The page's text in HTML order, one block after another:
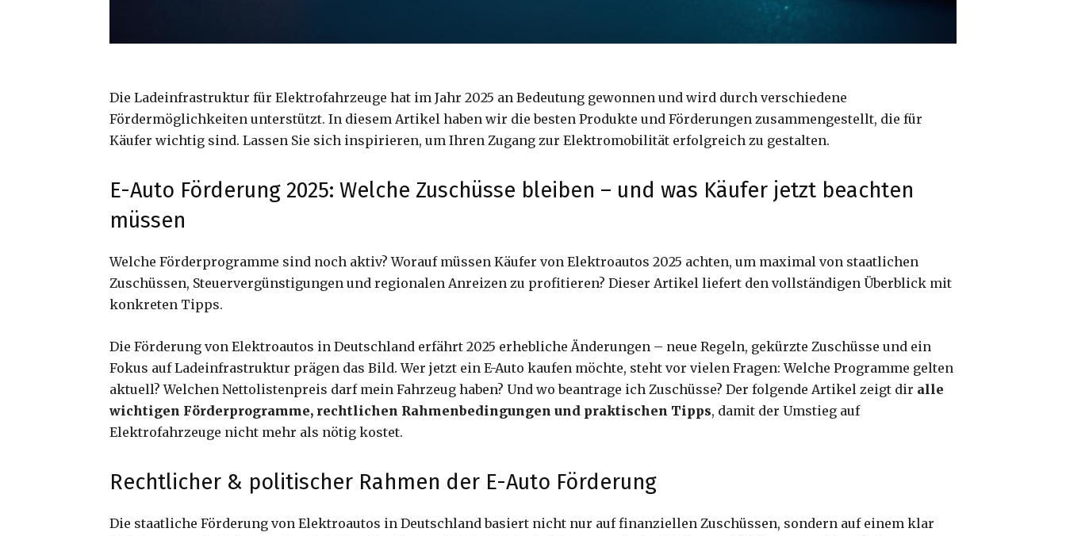
Die Ladeinfrastruktur für Elektrofahrzeuge hat im Jahr 2025 an Bedeutung gewonnen und wird durch verschiedene
Fördermöglichkeiten unterstützt. In diesem Artikel haben wir die besten Produkte und Förderungen zusammengestellt, die für
Käufer wichtig sind. Lassen Sie sich inspirieren, um Ihren Zugang zur Elektromobilität erfolgreich zu gestalten.
E-Auto Förderung 2025: Welche Zuschüsse bleiben – und was Käufer jetzt beachten
müssen
Welche Förderprogramme sind noch aktiv? Worauf müssen Käufer von Elektroautos 2025 achten, um maximal von staatlichen
Zuschüssen, Steuervergünstigungen und regionalen Anreizen zu profitieren? Dieser Artikel liefert den vollständigen Überblick mit
konkreten Tipps.
Die Förderung von Elektroautos in Deutschland erfährt 2025 erhebliche Änderungen – neue Regeln, gekürzte Zuschüsse und ein
Fokus auf Ladeinfrastruktur prägen das Bild. Wer jetzt ein E-Auto kaufen möchte, steht vor vielen Fragen: Welche Programme gelten
aktuell? Welchen Nettolistenpreis darf mein Fahrzeug haben? Und wo beantrage ich Zuschüsse? Der folgende Artikel zeigt dir alle
wichtigen Förderprogramme, rechtlichen Rahmenbedingungen und praktischen Tipps, damit der Umstieg auf
Elektrofahrzeuge nicht mehr als nötig kostet.
Rechtlicher & politischer Rahmen der E-Auto Förderung
Die staatliche Förderung von Elektroautos in Deutschland basiert nicht nur auf finanziellen Zuschüssen, sondern auf einem klar